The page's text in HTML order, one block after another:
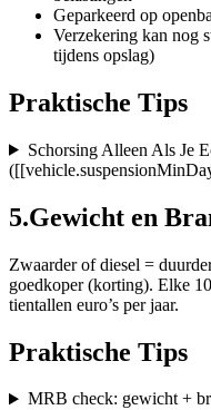
Geparkeerd op
Verzekering kan nog
tijdens opslag)
Praktische Tips
Schorsing Alleen Als Je
5.Gewicht en
Zwaarder of diesel =
goedkoper (korting). Elke
tientallen euro’s per jaar.
Praktische Tips
MRB check: gewicht +